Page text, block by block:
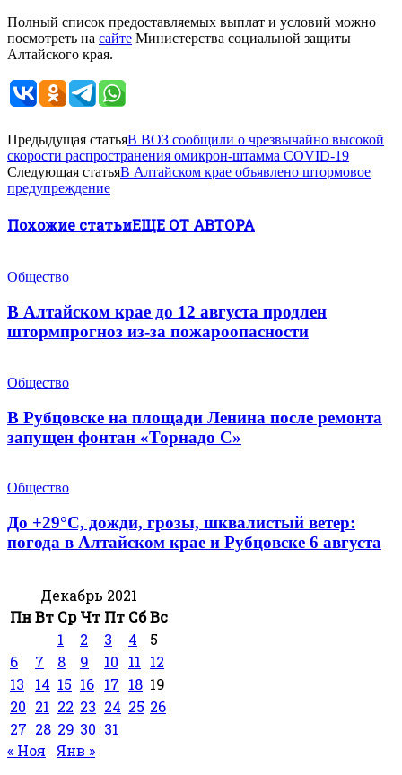
Полный список предоставляемых выплат и условий можно
посмотреть на сайте Министерства социальной защиты
Алтайского края.
Предыдущая статьяВ ВОЗ сообщили о чрезвычайно высокой
скорости распространения омикрон-штамма COVID-19
Следующая статьяВ Алтайском крае объявлено штормовое
предупреждение
Похожие статьиЕЩЕ ОТ АВТОРА
Общество
В Алтайском крае до 12 августа продлен
штормпрогноз из-за пожароопасности
Общество
В Рубцовске на площади Ленина после ремонта
запущен фонтан «Торнадо С»
Общество
До +29°С, дожди, грозы, шквалистый ветер:
погода в Алтайском крае и Рубцовске 6 августа
Декабрь 2021
ПнВт Ср Чт Пт СбВс
1
2 3 4
5
6
7 8 9 10 11
12
13
14 15 16 17 18 19
20 21 22 23 24 25 26
27 28 29 30 31
« Ноя
Янв »